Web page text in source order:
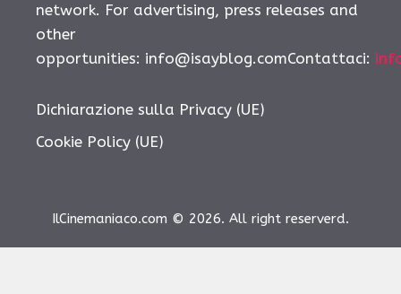
network. For advertising, press releases and
other
opportunities: info@isayblog.comContattaci:
Dichiarazione sulla Privacy (UE)
Cookie Policy (UE)
IlCinemaniaco.com © 2026. All right reserverd.